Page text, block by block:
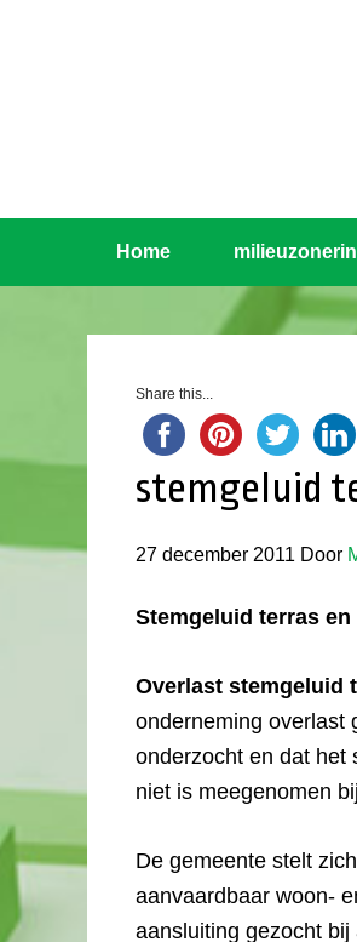
Home
Share this...
stemgeluid
27 december 2011 Door
Stemgeluid terras
Overlast stemgeluid
onderneming overlast
onderzocht en dat het
niet is meegenomen
De gemeente stelt
aanvaardbaar woon-
aansluiting gezocht